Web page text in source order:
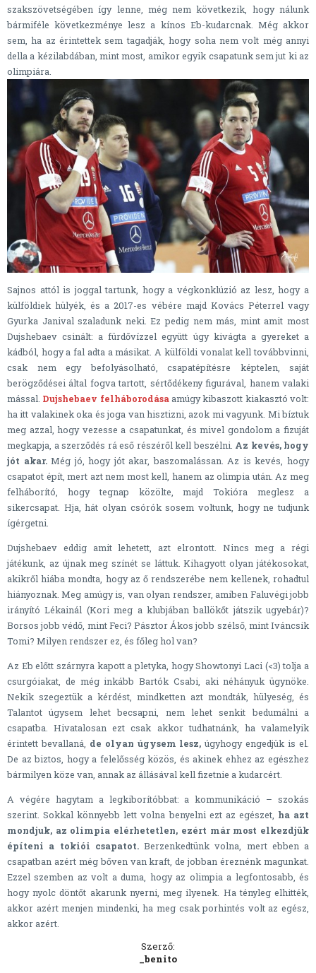
szakszövetségében így lenne, még nem következik, hogy nálunk
bármiféle következménye lesz a kínos Eb-kudarcnak. Még akkor
sem, ha az érintettek sem tagadják, hogy soha nem volt még annyi
della a kézilabdában, mint most, amikor egyik csapatunk sem jut ki az
olimpiára.
Sajnos attól is joggal tartunk, hogy a végkonklúzió az lesz, hogy a
külföldiek hülyék, és a 2017-es vébére majd Kovács Péterrel vagy
Gyurka Janival szaladunk neki. Ez pedig nem más, mint amit most
Dujshebaev csinált: a fürdővízzel együtt úgy kivágta a gyereket a
kádból, hogy a fal adta a másikat. A külföldi vonalat kell továbbvinni,
csak nem egy befolyásolható, csapatépítésre képtelen, saját
berögződései által fogva tartott, sértődékeny figurával, hanem valaki
mással. Dujshebaev felháborodásaamúgy kibaszott kiakasztó volt:
ha itt valakinek oka és joga van hisztizni, azok mi vagyunk. Mi bíztuk
meg azzal, hogy vezesse a csapatunkat, és mivel gondolom a fizuját
megkapja, a szerződés rá eső részéről kell beszélni. Az kevés, hogy
jót akar.Még jó, hogy jót akar, baszomalássan. Az is kevés, hogy
csapatot épít, mert azt nem most kell, hanem az olimpia után. Az meg
felháborító, hogy tegnap közölte, majd Tokióra meglesz a
sikercsapat. Hja, hát olyan csórók sosem voltunk, hogy ne tudjunk
ígérgetni.
Dujshebaev eddig amit lehetett, azt elrontott. Nincs meg a régi
játékunk, az újnak meg színét se láttuk. Kihagyott olyan játékosokat,
akikről hiába mondta, hogy az ő rendszerébe nem kellenek, rohadtul
hiányoznak. Meg amúgy is, van olyan rendszer, amiben Faluvégi jobb
irányító Lékainál (Kori meg a klubjában ballökőt játszik ugyebár)?
Borsos jobb védő, mint Feci? Pásztor Ákos jobb szélső, mint Iváncsik
Tomi? Milyen rendszer ez, és főleg hol van?
Az Eb előtt szárnyra kapott a pletyka, hogy Showtonyi Laci (<3) tolja a
csurgóiakat, de még inkább Bartók Csabi, aki néhányuk ügynöke.
Nekik szegeztük a kérdést, mindketten azt mondták, hülyeség, és
Talantot úgysem lehet becsapni, nem lehet senkit bedumálni a
csapatba. Hivatalosan ezt csak akkor tudhatnánk, ha valamelyik
érintett bevallaná, de olyan úgysem lesz,úgyhogy engedjük is el.
De az biztos, hogy a felelősség közös, és akinek ehhez az egészhez
bármilyen köze van, annak az állásával kell fizetnie a kudarcért.
A végére hagytam a legkiborítóbbat: a kommunikáció – szokás
szerint. Sokkal könnyebb lett volna benyelni ezt az egészet, ha azt
mondjuk, az olimpia elérhetetlen, ezért már most elkezdjük
építeni a tokiói csapatot.Berzenkedtünk volna, mert ebben a
csapatban azért még bőven van kraft, de jobban éreznénk magunkat.
Ezzel szemben az volt a duma, hogy az olimpia a legfontosabb, és
hogy nyolc döntőt akarunk nyerni, meg ilyenek. Ha tényleg elhitték,
akkor azért menjen mindenki, ha meg csak porhintés volt az egész,
akkor azért.
Szerző:
_benito